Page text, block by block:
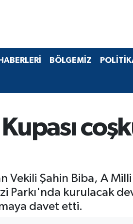
BÖLGEMİZ
Vekili Şahin Biba, A
Parkı'nda kurulacak
davet etti.